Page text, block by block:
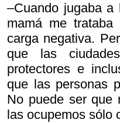
–Cuando jugaba
mamá me
carga negativa.
que las
protectores e
que las personas
No puede ser que
las ocupemos sólo